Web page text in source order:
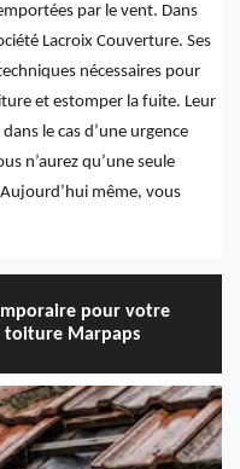
par le vent. Dans
Lacroix Couverture. Ses
nécessaires pour
et estomper la fuite. Leur
le cas d’une urgence
n’aurez qu’une seule
même, vous
pour votre
toiture Marpaps